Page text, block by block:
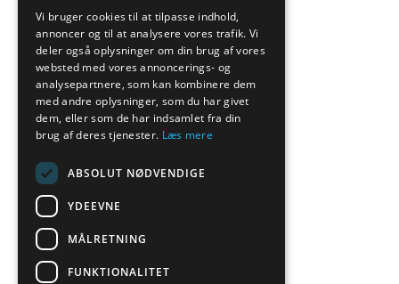
Vi bruger cookies til at tilpasse indhold,
annoncer og til at analysere vores trafik. Vi
deler også oplysninger om din brug af vores
websted med vores annoncerings- og
analysepartnere, som kan kombinere dem
med andre oplysninger, som du har givet
dem, eller som de har indsamlet fra din
brug af deres tjenester. Læs mere
ABSOLUT NØDVENDIGE
YDEEVNE
MÅLRETNING
FUNKTIONALITET